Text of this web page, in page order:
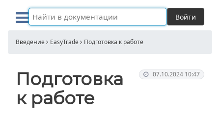
Войти
Введение EasyTrade Подготовка к работе
07.10.2024 10:47
Подготовка
к работе